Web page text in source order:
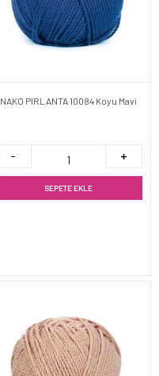
NAKO PIRLANTA 10084 Koyu Mavi
SEPETE EKLE